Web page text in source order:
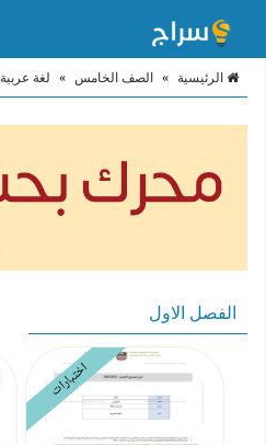
الرئيسية » الصف الخامس » لغة عربية
الفصل الاول
اختبارات